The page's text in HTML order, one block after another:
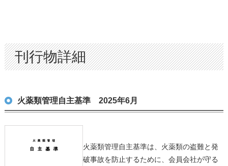
刊行物詳細
火薬類管理自主基準 2025年6月
火薬類管理自主基準は、火薬類の盗難と発
破事故を防止するために、会員会社が守る